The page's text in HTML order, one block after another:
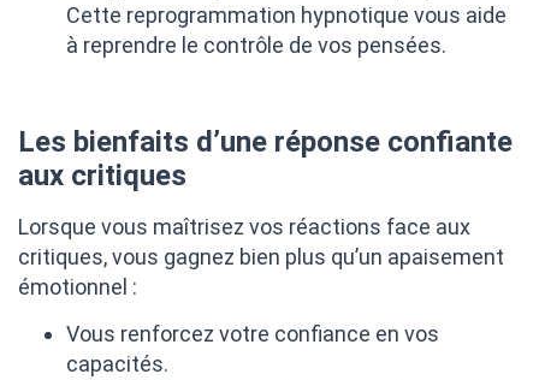
Cette reprogrammation hypnotique vous aide
à reprendre le contrôle de vos pensées.
Les bienfaits d’une réponse confiante
aux critiques
Lorsque vous maîtrisez vos réactions face aux
critiques, vous gagnez bien plus qu’un apaisement
émotionnel :
Vous renforcez votre confiance en vos
capacités.